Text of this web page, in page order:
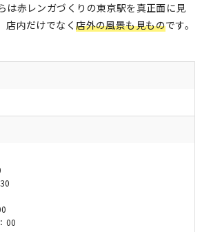
は赤レンガづくりの東京駅を真正面に見
店内だけでなく店外の風景も見ものです。
00